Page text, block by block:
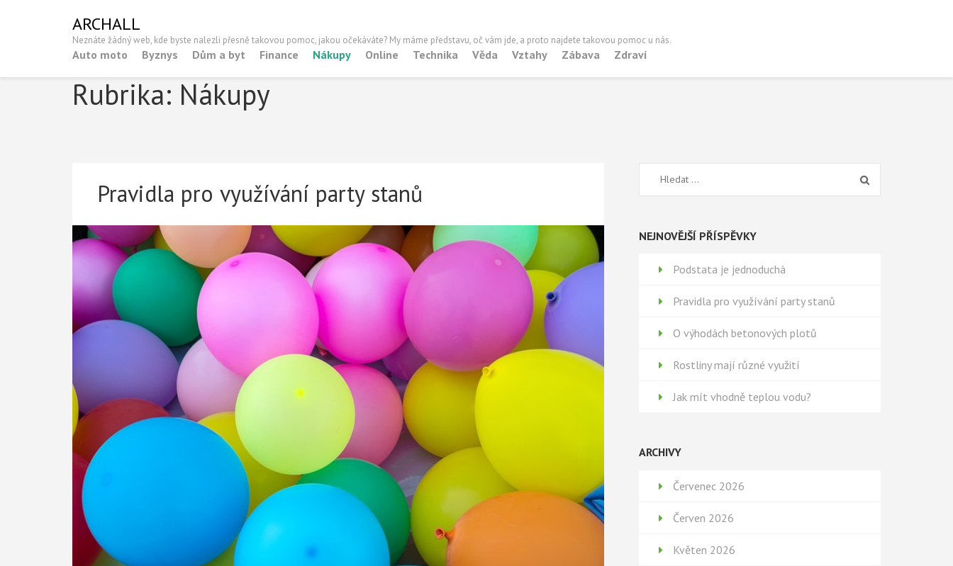
Enter)
ARCHALL
Neznáte žádný web, kde byste nalezli přesně takovou pomoc, jakou očekáváte? My máme představu, oč vám jde, a proto najdete takovou pomoc u nás.
Auto moto Byznys Dům a byt Finance Nákupy Online Technika Věda Vztahy Zábava Zdraví
Rubrika: Nákupy
Pravidla pro využívání party stanů
Vyhledávání
NEJNOVĚJŠÍ PŘÍSPĚVKY
Podstata je jednoduchá
Pravidla pro využívání party stanů
O výhodách betonových plotů
Rostliny mají různé využití
Jak mít vhodně teplou vodu?
ARCHIVY
Červenec 2026
Červen 2026
Květen 2026